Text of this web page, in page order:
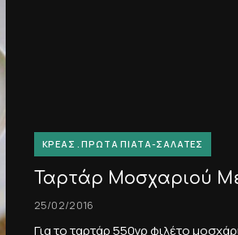
ΚΡΈΑΣ ΠΡΏΤΑ ΠΙΆΤΑ-ΣΑΛΆΤΕΣ
Ταρτάρ Μοσχαριού
25/02/2016
Για το ταρτάρ 550γρ φιλέτο